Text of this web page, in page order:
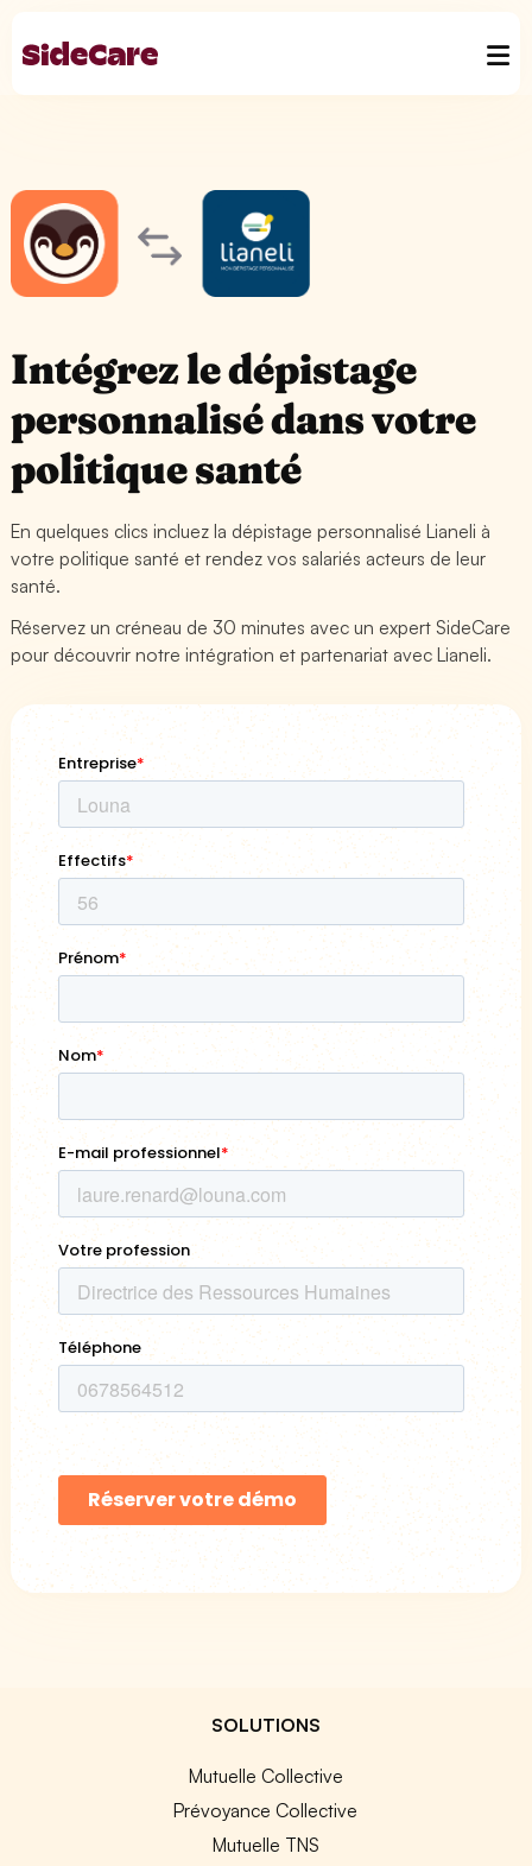
Intégrez le dépistage
personnalisé dans votre
politique santé
En quelques clics incluez la dépistage personnalisé Lianeli à
votre politique santé et rendez vos salariés acteurs de leur
santé.
Réservez un créneau de 30 minutes avec un expert SideCare
pour découvrir notre intégration et partenariat avec Lianeli.
SOLUTIONS
Mutuelle Collective
Prévoyance Collective
Mutuelle TNS